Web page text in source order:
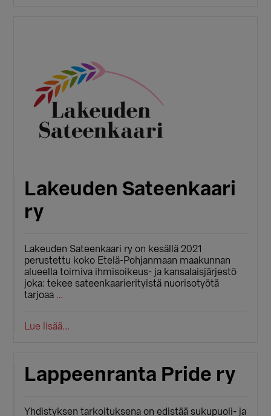
Lakeuden Sateenkaari
ry
Lakeuden Sateenkaari ry on kesällä 2021
perustettu koko Etelä-Pohjanmaan maakunnan
alueella toimiva ihmisoikeus- ja kansalaisjärjestö
joka: tekee sateenkaarierityistä nuorisotyötä
tarjoaa …
Lue lisää...
Lappeenranta Pride ry
Yhdistyksen tarkoituksena on edistää sukupuoli- ja